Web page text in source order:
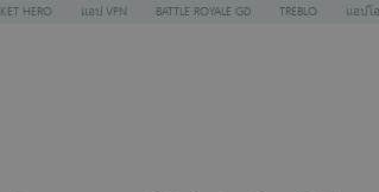
HERO แอป VPN BATTLE ROYALE GD TREBLO แอปโ